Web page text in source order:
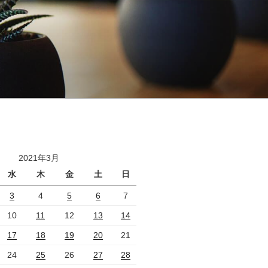
2021年3月
水
木 金 土 日
3 4 5 6 7
10 11 12 13 14
17 18 19 20 21
24 25 26 27 28